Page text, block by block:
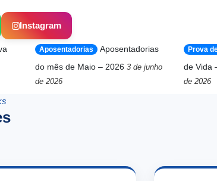
Instagram
Aposentadorias
Aposentadorias
do mês de Maio – 2026 3 de junho
de 2026
Prova
de Vida
de 2026